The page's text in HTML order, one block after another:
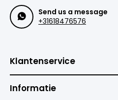
Send us a message
+31618476576
Klantenservice
Informatie